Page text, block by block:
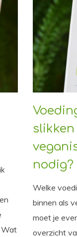
Wat
nodig?
Welke
binnen als
moet je
overzicht